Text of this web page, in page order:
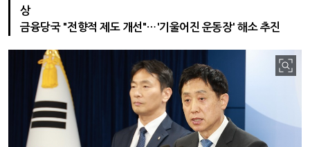
상
금융당국 "전향적 제도 개선"…'기울어진 운동장' 해소 추진